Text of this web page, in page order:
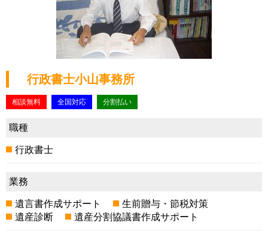
行政書士小山事務所
相談無料 全国対応 分割払い
職種
行政書士
業務
遺言書作成サポート
生前贈与・節税対策
遺産診断
遺産分割協議書作成サポート